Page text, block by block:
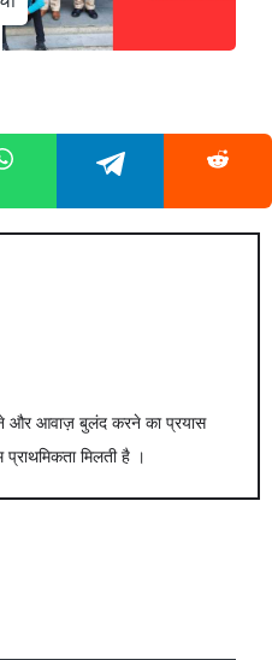
और आवाज़ बुलंद करने का प्रयास
मिलती है ।